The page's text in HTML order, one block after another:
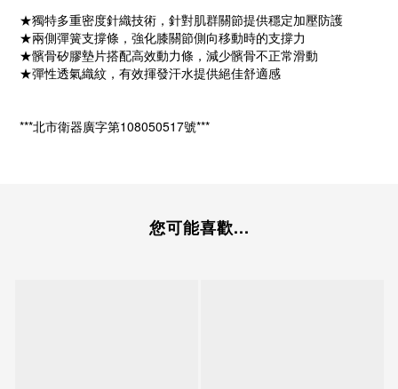
★獨特多重密度針織技術，針對肌群關節提供穩定加壓防護
★兩側彈簧支撐條，強化膝關節側向移動時的支撐力
★髕骨矽膠墊片搭配高效動力條，減少髕骨不正常滑動
★彈性透氣織紋，有效揮發汗水提供絕佳舒適感
***北市衛器廣字第108050517號***
您可能喜歡...